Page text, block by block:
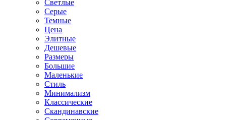
Светлые
Серые
Темные
Цена
Элитные
Дешевые
Размеры
Большие
Маленькие
Стиль
Минимализм
Классические
Скандинавские